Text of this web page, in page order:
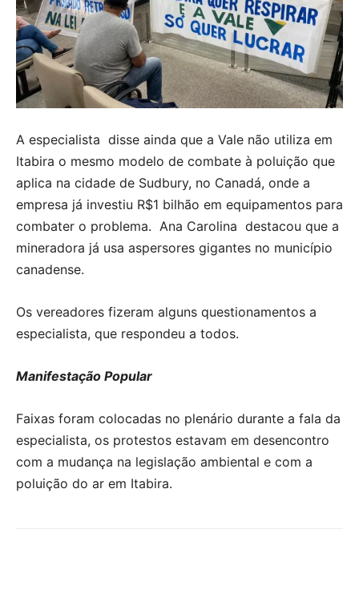
A especialista disse ainda que a Vale não utiliza em
Itabira o mesmo modelo de combate à poluição que
aplica na cidade de Sudbury, no Canadá, onde a
empresa já investiu R$1 bilhão em equipamentos para
combater o problema. Ana Carolina destacou que a
mineradora já usa aspersores gigantes no município
canadense.
Os vereadores fizeram alguns questionamentos a
especialista, que respondeu a todos.
Manifestação Popular
Faixas foram colocadas no plenário durante a fala da
especialista, os protestos estavam em desencontro
com a mudança na legislação ambiental e com a
poluição do ar em Itabira.